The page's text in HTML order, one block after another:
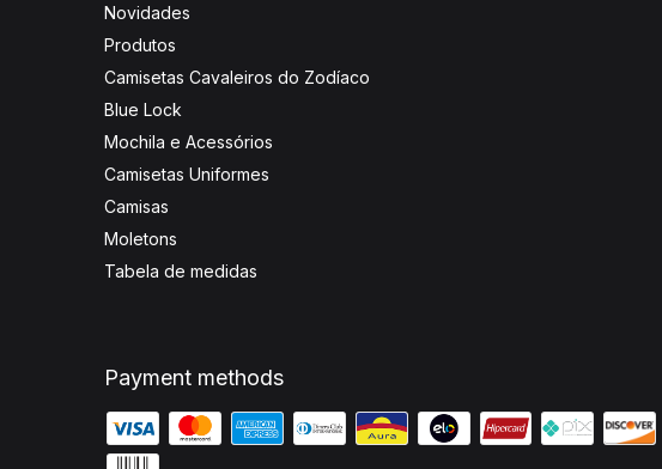
Novidades
Produtos
Camisetas Cavaleiros do Zodíaco
Blue Lock
Mochila e Acessórios
Camisetas Uniformes
Camisas
Moletons
Tabela de medidas
Payment methods